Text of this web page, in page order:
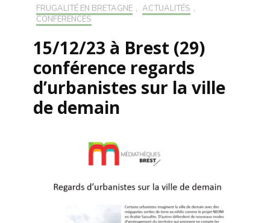
FRUGALITÉ EN BRETAGNE , ACTUALITÉS ,
CONFÉRENCES
15/12/23 à Brest (29)
conférence regards
d’urbanistes sur la ville
de demain